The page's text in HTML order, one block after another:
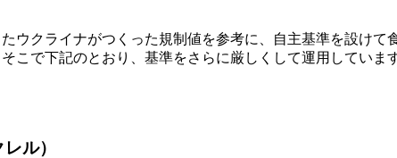
ウクライナがつくった規制値を参考に、自主基準を設けて
で下記のとおり、基準をさらに厳しくして運用しています
ル）